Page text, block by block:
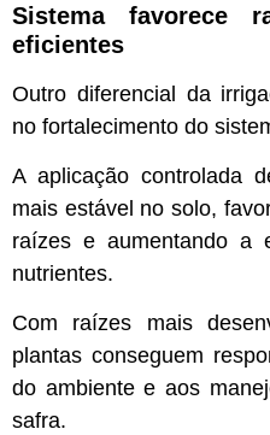
Sistema favorece
eficientes
Outro diferencial da
no fortalecimento do
A aplicação controlada
mais estável no solo,
raízes e aumentando a
nutrientes.
Com raízes mais
plantas conseguem
do ambiente e aos
safra.